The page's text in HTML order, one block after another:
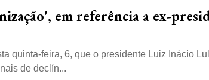
em referência a ex-
quinta-feira, 6, que o presidente Luiz Inácio
de declín...